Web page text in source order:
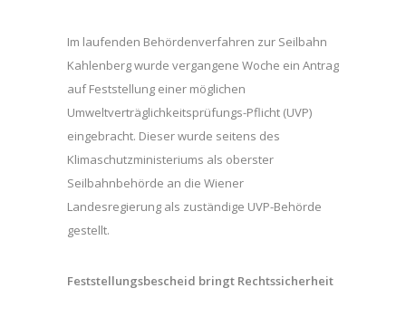
Im laufenden Behördenverfahren zur Seilbahn
Kahlenberg wurde vergangene Woche ein Antrag
auf Feststellung einer möglichen
Umweltverträglichkeitsprüfungs-Pflicht (UVP)
eingebracht. Dieser wurde seitens des
Klimaschutzministeriums als oberster
Seilbahnbehörde an die Wiener
Landesregierung als zuständige UVP-Behörde
gestellt.
Feststellungsbescheid bringt Rechtssicherheit